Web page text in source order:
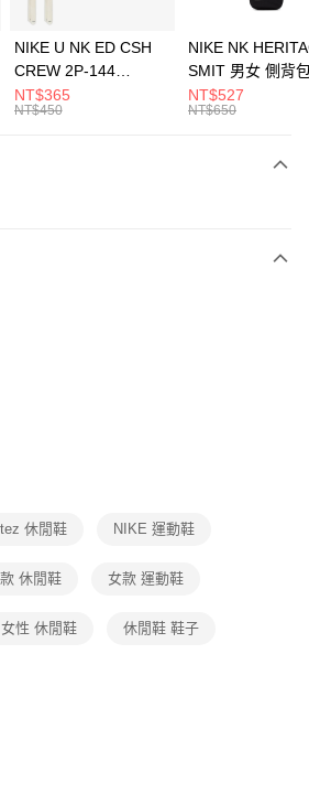
後，再付款。
程】
先享後付」後，將跳轉至「AFTEE先享後付」
到繳費通知簡訊。
內，點擊此簡訊中的連結，可透過四大超商／
進行付款，方視為交易完成。
先享後付 」之結帳頁面顯示為準，若有關於
欲退款等相關疑問，請聯繫「AFTEE先享後付
support/home
公司提供之「AFTEE先享後付」服務完成之交
司。
得法定代理人或監護人之同意方可使用
時，將依據個別帳號之用戶狀況，依本公司即
含以上)免運費
含以上)免運費
NIKE U NK ED CSH
CREW 2P-144
EMBRDY 男女 短統襪
FZ3073133
NT$365
NT$450
NIKE NK
SMIT 男女 側背
BA5871010
NT$527
NT$650
休閒鞋 NIKE 運動鞋
休閒鞋 女款 運動鞋
女性 休閒鞋 休閒鞋 鞋子